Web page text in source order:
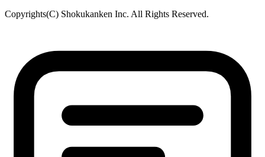
Copyrights(C) Shokukanken Inc. All Rights Reserved.